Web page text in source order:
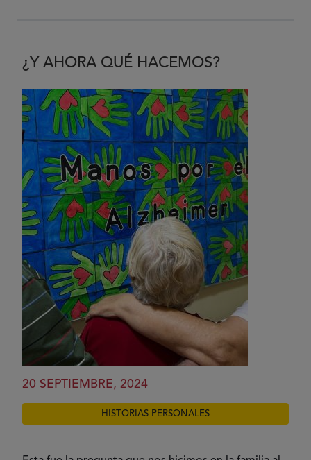
¿Y AHORA QUÉ HACEMOS?
20 SEPTIEMBRE, 2024
HISTORIAS PERSONALES